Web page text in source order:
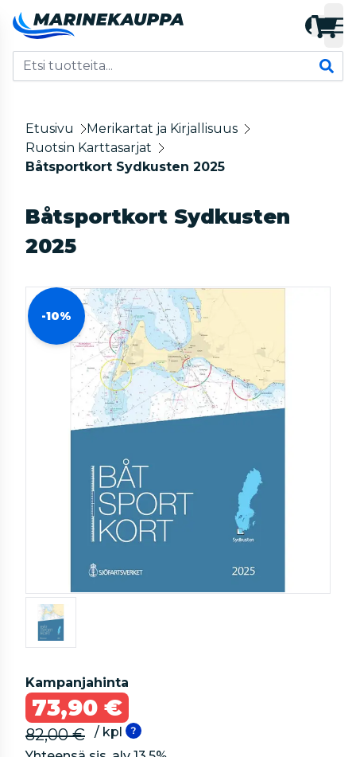
Etusivu
Merikartat ja Kirjallisuus
Ruotsin Karttasarjat
Båtsportkort Sydkusten 2025
Båtsportkort Sydkusten
2025
-10%
Kampanjahinta
73,90 €
82,00 €
/ kpl